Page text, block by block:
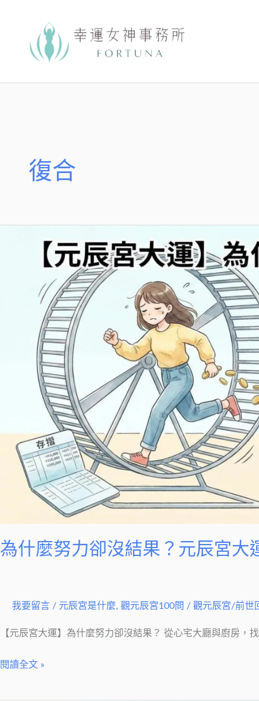
復合
為什麼努力卻沒結果？元辰宮大
我要留言 / 元辰宮是什麼, 觀元辰宮100問 / 觀元辰宮/前世
【元辰宮大運】為什麼努力卻沒結果？ 從心宅大廳與廚房
閱讀全文 »